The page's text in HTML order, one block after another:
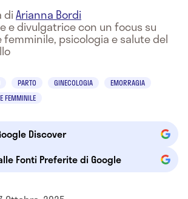
diArianna Bordi
e divulgatrice con un focus su
femminile, psicologia e salute del
PARTO GINECOLOGIA
EMORRAGIA
FEMMINILE
Discover
Fonti Preferite di Google